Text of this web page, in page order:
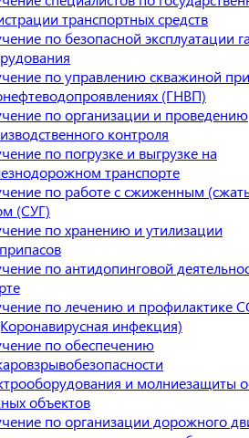
транспортных средств
по безопасной эксплуатации
по управлению скважиной при
(ГНВП)
по организации и проведению
контроля
по погрузке и выгрузке на
транспорте
по работе с сжиженным
(СУГ)
по хранению и утилизации
по антидопинговой
по лечению и профилактике
инфекция)
по обеспечению
и молниезащиты
объектов
по организации дорожного